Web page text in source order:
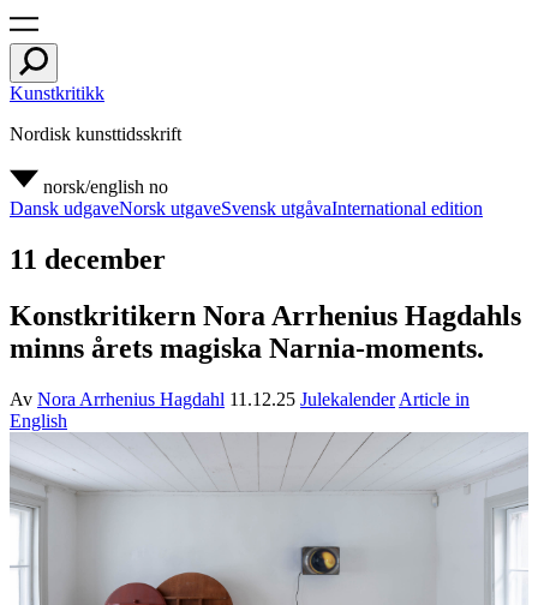
Kunstkritikk
Nordisk kunsttidsskrift
norsk/english no
Dansk udgaveNorsk utgaveSvensk utgåvaInternational edition
11 december
Konstkritikern Nora Arrhenius Hagdahls
minns årets magiska Narnia-moments.
Av Nora Arrhenius Hagdahl 11.12.25 Julekalender Article in
English